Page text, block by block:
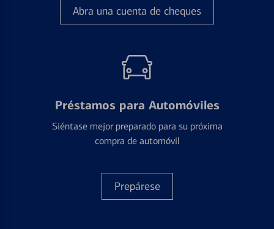
Abra una cuenta de cheques
Préstamos para Automóviles
Siéntase mejor preparado para su próxima
compra de automóvil
Prepárese